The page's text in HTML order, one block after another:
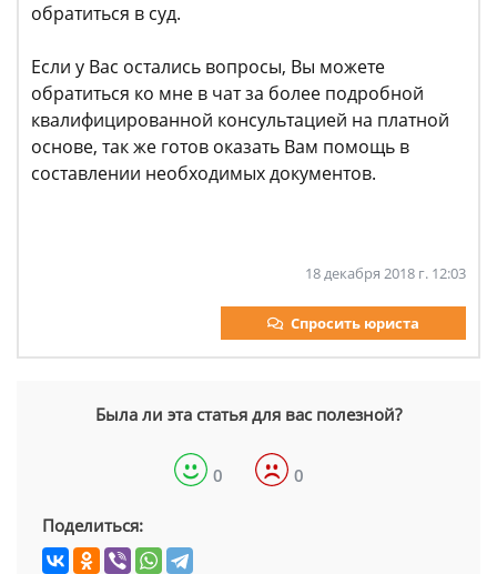
обратиться в суд.
Если у Вас остались вопросы, Вы можете
обратиться ко мне в чат за более подробной
квалифицированной консультацией на платной
основе, так же готов оказать Вам помощь в
составлении необходимых документов.
18 декабря 2018 г. 12:03
Спросить юриста
Была ли эта статья для вас полезной?
0 0
Поделиться: